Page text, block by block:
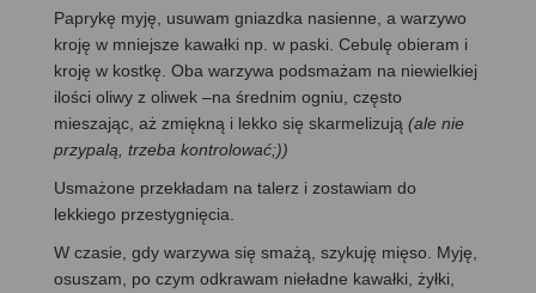
Paprykę myję, usuwam gniazdka nasienne, a warzywo
kroję w mniejsze kawałki np. w paski. Cebulę obieram i
kroję w kostkę. Oba warzywa podsmażam na niewielkiej
ilości oliwy z oliwek –na średnim ogniu, często
mieszając, aż zmiękną i lekko się skarmelizują (ale nie
przypalą, trzeba kontrolować;))
Usmażone przekładam na talerz i zostawiam do
lekkiego przestygnięcia.
W czasie, gdy warzywa się smażą, szykuję mięso. Myję,
osuszam, po czym odkrawam nieładne kawałki, żyłki,